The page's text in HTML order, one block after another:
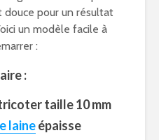
douce pour un résultat
un modèle facile à
:
:
taille 10 mm
laineépaisse